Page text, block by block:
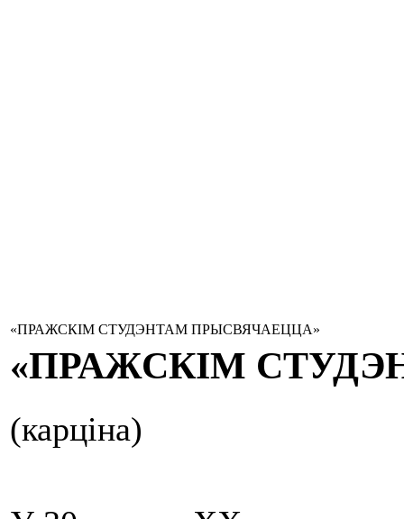
«ПРАЖСКІМ СТУДЭНТАМ ПРЫСВЯЧАЕЦЦА»
«ПРАЖСКІМ
(карціна)